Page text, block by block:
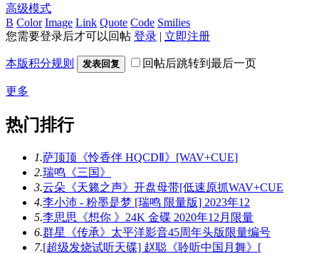
高级模式
B Color Image Link Quote Code Smilies
您需要登录后才可以回帖 登录 | 立即注册
本版积分规则 发表回复 回帖后跳转到最后一页
更多
热门排行
1.萨顶顶《怜香伴 HQCDⅡ》[WAV+CUE]
2.瑞鸣《三国》
3.云朵《天籁之声》开盘母带[低速原抓WAV+CUE
4.李小沛 - 粉墨是梦 [瑞鸣 限量版] 2023年12
5.李思思《想你 》24K 金碟 2020年12月限量
6.群星《传承》太平洋影音45周年头版限量编号
7.[超级发烧试听天碟] 赵聪《聆听中国月舞》[